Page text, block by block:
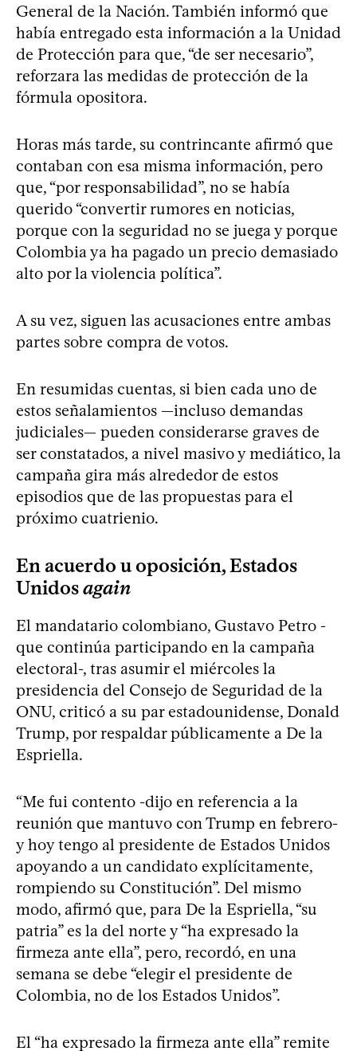
General de la Nación. También informó que
había entregado esta información a la Unidad
de Protección para que, “de ser necesario”,
reforzara las medidas de protección de la
fórmula opositora.
Horas más tarde, su contrincante afirmó que
contaban con esa misma información, pero
que, “por responsabilidad”, no se había
querido “convertir rumores en noticias,
porque con la seguridad no se juega y porque
Colombia ya ha pagado un precio demasiado
alto por la violencia política”.
A su vez, siguen las acusaciones entre ambas
partes sobre compra de votos.
En resumidas cuentas, si bien cada uno de
estos señalamientos —incluso demandas
judiciales— pueden considerarse graves de
ser constatados, a nivel masivo y mediático, la
campaña gira más alrededor de estos
episodios que de las propuestas para el
próximo cuatrienio.
En acuerdo u oposición, Estados
Unidosagain
El mandatario colombiano, Gustavo Petro -
que continúa participando en la campaña
electoral-, tras asumir el miércoles la
presidencia del Consejo de Seguridad de la
ONU, criticó a su par estadounidense, Donald
Trump, por respaldar públicamente a De la
Espriella.
“Me fui contento -dijo en referencia a la
reunión que mantuvo con Trump en febrero-
y hoy tengo al presidente de Estados Unidos
apoyando a un candidato explícitamente,
rompiendo su Constitución”. Del mismo
modo, afirmó que, para De la Espriella, “su
patria” es la del norte y “ha expresado la
firmeza ante ella”, pero, recordó, en una
semana se debe “elegir el presidente de
Colombia, no de los Estados Unidos”.
El “ha expresado la firmeza ante ella” remite